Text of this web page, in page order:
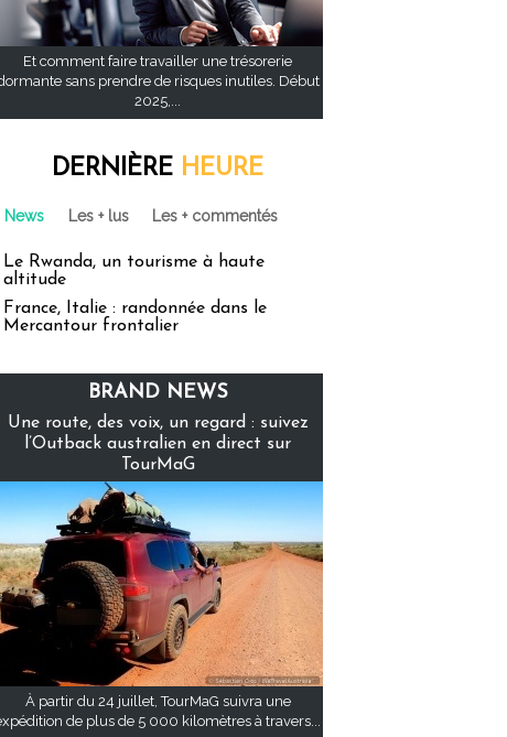
Et comment faire travailler une trésorerie
sans prendre de risques inutiles. Début
2025,...
DERNIÈRE HEURE
News Les + lus Les + commentés
Le Rwanda, un tourisme à haute
altitude
France, Italie : randonnée dans le
Mercantour frontalier
BRAND NEWS
Une route, des voix, un regard : suivez
l’Outback australien en direct sur
TourMaG
À partir du 24 juillet, TourMaG suivra une
de plus de 5 000 kilomètres à travers...